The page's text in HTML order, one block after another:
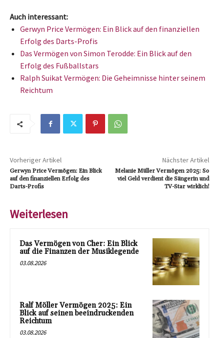
Auch interessant:
Gerwyn Price Vermögen: Ein Blick auf den finanziellen
Erfolg des Darts-Profis
Das Vermögen von Simon Terodde: Ein Blick auf den
Erfolg des Fußballstars
Ralph Suikat Vermögen: Die Geheimnisse hinter seinem
Reichtum
Vorheriger Artikel
Gerwyn Price Vermögen: Ein Blick
auf den finanziellen Erfolg des
Darts-Profis
Nächster Artikel
Melanie Müller Vermögen 2025: So
viel Geld verdient die Sängerin und
TV-Star wirklich!
Weiterlesen
Das Vermögen von Cher: Ein Blick
auf die Finanzen der Musiklegende
03.08.2026
Ralf Möller Vermögen 2025: Ein
Blick auf seinen beeindruckenden
Reichtum
03.08.2026